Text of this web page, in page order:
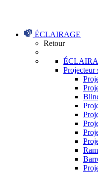
ÉCLAIRAGE
Retour
Projecteur